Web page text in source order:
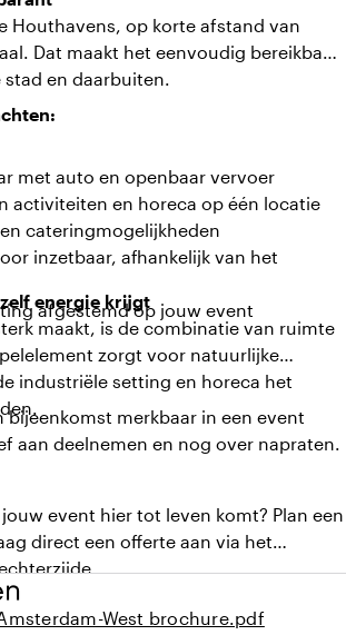
Houthavens, op korte afstand van
Dat maakt het eenvoudig bereikbaar
en daarbuiten.
met auto en openbaar vervoer
activiteiten en horeca op één locatie
cateringmogelijkheden
inzetbaar, afhankelijk van het
afgestemd op jouw event
energie krijgt
maakt, is de combinatie van ruimte
zorgt voor natuurlijke
industriële setting en horeca het
bijeenkomst merkbaar in een event
aan deelnemen en nog over napraten.
event hier tot leven komt? Plan een
direct een offerte aan via het
West brochure.pdf